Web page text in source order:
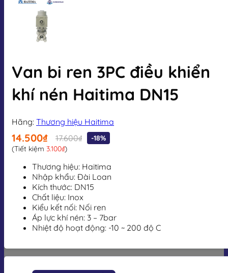
Van bi ren 3PC điều khiển
khí nén Haitima DN15
Hãng: Thương hiệu Haitima
14.500₫ 17.600₫
-18%
(Tiết kiệm 3.100₫)
Thương hiệu: Haitima
Nhập khẩu: Đài Loan
Kích thước: DN15
Chất liệu: Inox
Kiểu kết nối: Nối ren
Áp lực khí nén: 3 – 7bar
Nhiệt độ hoạt động: -10 ~ 200 độ C